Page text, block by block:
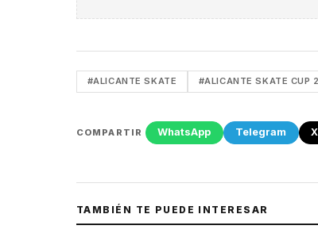
#ALICANTE SKATE #ALICANTE SKATE CUP
COMPARTIR WhatsApp Telegram X
TAMBIÉN TE PUEDE INTERESAR